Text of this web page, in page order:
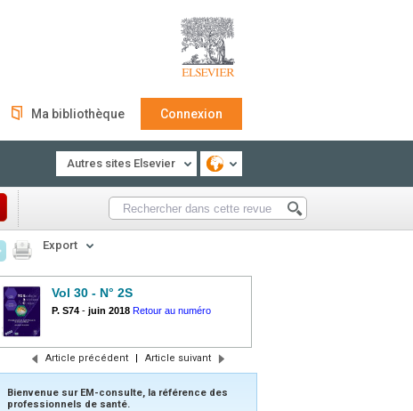
Ma bibliothèque Connexion
Autres sites Elsevier
Export
Vol 30 - N° 2S
P. S74 - juin 2018 Retour au numéro
Article précédent | Article suivant
Bienvenue sur EM-consulte, la référence des
professionnels de santé.